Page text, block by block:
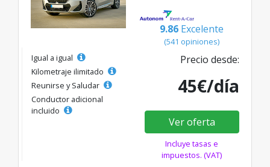
9.86 Excelente
(541 opiniones)
Igual a igual
Kilometraje ilimitado
Reunirse y Saludar
Conductor adicional
incluido
Precio desde:
45€/día
Ver oferta
Incluye tasas e
impuestos. (VAT)